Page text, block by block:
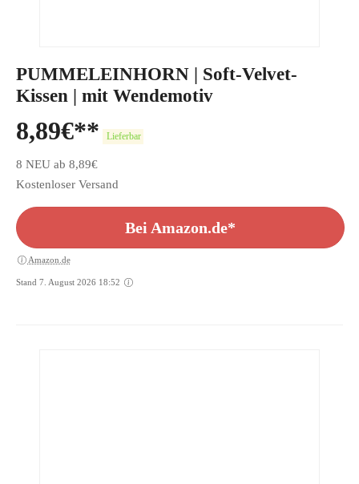
PUMMELEINHORN | Soft-Velvet-
Kissen | mit Wendemotiv
8,89€ Lieferbar
8 NEU ab 8,89€
Kostenloser Versand
Bei Amazon.de*
Amazon.de
Stand 7. August 2026 18:52